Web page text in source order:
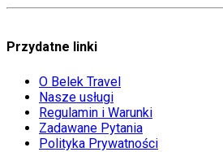
Przydatne linki
O Belek Travel
Nasze usługi
Regulamin i Warunki
Zadawane Pytania
Polityka Prywatności